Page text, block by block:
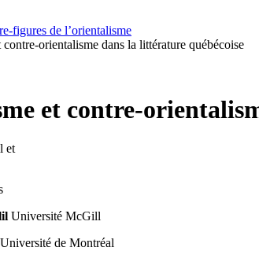
figures de l’orientalisme
orientalisme dans la littérature québécoise
et contre-
et
Université McGill
Université de Montréal